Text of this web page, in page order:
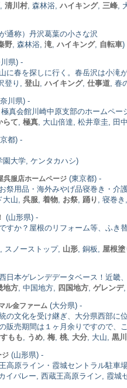
清川村 , 森林浴, ハイキング, 三峰 ,
通称）丹沢葛葉の小さな沢
野 , 森林浴, 滝 ハイキング, 自転車)
県) -
に春を探しに行く。春岳沢は小滝
登り, 登山 ハイキング, 仕事道 , 春
川県) -
真会館川崎中原支部のホームペー
らて 極真 , 大山倍達, 松井章圭, 田
都) -
大学, ケンタカハシ)
呉服店ホームページ (東京都) -
祭用品・海外みやげ品寝巻き・介
大山, 呉服 着物 お祭 踊り , 寝巻
(山形県) -
すか？屋根のリフォーム等、ふ
スノーストップ, 山形 , 銅板, 屋根塗
日本ゲレンデデータベース！近畿
地方 , 中国地方, 四国地方 ゲレンデ,
ル金ファーム (大分県) -
の文化を受け継ぎ、大分県西部に
販売期間は１ヶ月余りですので、
すもも うめ 梅 桃, 大分 , 大山, 黒川
ジ (山形県) -
高原ライン・霞城セントラル駐車
イバレー, 西蔵王高原ライン, 霞城